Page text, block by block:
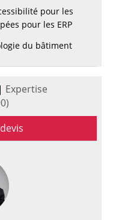
pour les
pour les ERP
du bâtiment
| Expertise